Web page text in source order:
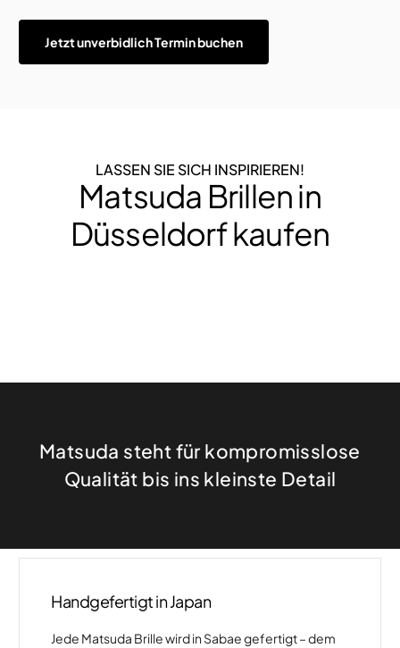
Jetzt unverbidlich Termin buchen
LASSEN SIE SICH INSPIRIEREN!
Matsuda Brillen in
Düsseldorf kaufen
Matsuda steht für kompromisslose
Qualität bis ins kleinste Detail
Handgefertigt in Japan
Jede Matsuda Brille wird in Sabae gefertigt – dem